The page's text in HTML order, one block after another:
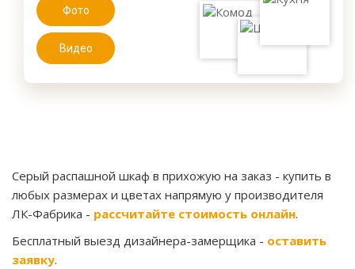
Фото
Видео
Серый распашной шкаф в прихожую на заказ - купить в
любых размерах и цветах напрямую у производителя
ЛК-Фабрика - рассчитайте стоимость онлайн.
Бесплатный выезд дизайнера-замерщика - оставить
заявку.